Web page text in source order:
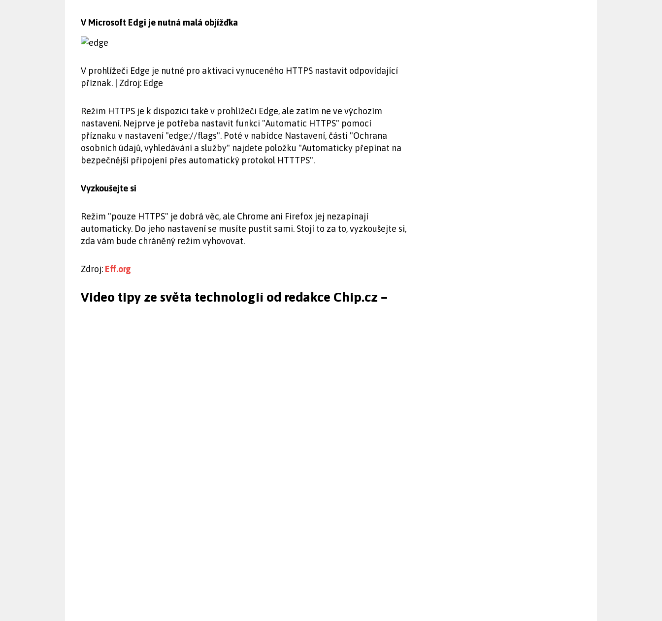
V Microsoft Edgi je nutná malá objížďka
V prohlížeči Edge je nutné pro aktivaci vynuceného HTTPS nastavit odpovídající
příznak. | Zdroj: Edge
Režim HTTPS je k dispozici také v prohlížeči Edge, ale zatím ne ve výchozím
nastavení. Nejprve je potřeba nastavit funkci "Automatic HTTPS" pomocí
příznaku v nastavení "edge://flags". Poté v nabídce Nastavení, části "Ochrana
osobních údajů, vyhledávání a služby" najdete položku "Automaticky přepínat na
bezpečnější připojení přes automatický protokol HTTTPS".
Vyzkoušejte si
Režim "pouze HTTPS" je dobrá věc, ale Chrome ani Firefox jej nezapínají
automaticky. Do jeho nastavení se musíte pustit sami. Stojí to za to, vyzkoušejte si,
zda vám bude chráněný režim vyhovovat.
Zdroj: Eff.org
Video tipy ze světa technologií od redakce Chip.cz –